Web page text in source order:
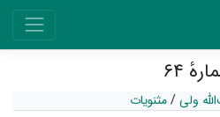
۶۴
ولی/مثنویات